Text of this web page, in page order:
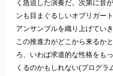
く急迫した演奏だ。次第に音
ンも目まぐるしいオブリガー
アンサンブルを織り上げてい
この推進力がどこから来るか
ろ、いわば求道的な性格をも
くるのかもしれない(プログラ